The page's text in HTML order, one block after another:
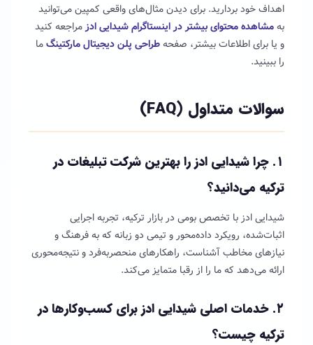
اهداف خود بردارید. برای دیدن مثال‌های واقعی کمپین می‌توانید
بهمشاهده محتوای بیشتر در اینستاگرام شیدایی ادزمراجعه کنید
و یا برای اطلاعات بیشتر، صفحهطراحی پلن دیجیتال مارکتینگما
را ببینید.
سوالات متداول (FAQ)
۱. چرا شیدایی ادز را بهترین شرکت تبلیغات در
ترکیه می‌دانید؟
شیدایی ادز با تخصص بومی در بازار ترکیه، تجربه اجرایی
اثبات‌شده، رویکرد داده‌محور و تیمی دو زبانه که به فرهنگ و
نیازهای مخاطب آشناست، راهکارهای منحصربه‌فرد و نتیجه‌محوری
ارائه می‌دهد که ما را از رقبا متمایز می‌کند.
۲. خدمات اصلی شیدایی ادز برای کسب‌وکارها در
ترکیه چیست؟